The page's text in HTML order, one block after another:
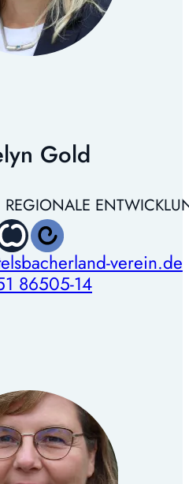
Gold
REGIONALE
verein.de
86505-14